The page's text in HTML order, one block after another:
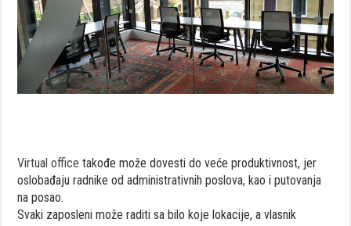
Virtual office takođe može dovesti do veće produktivnost, jer
oslobađaju radnike od administrativnih poslova, kao i putovanja
na posao.
Svaki zaposleni može raditi sa bilo koje lokacije, a vlasnik